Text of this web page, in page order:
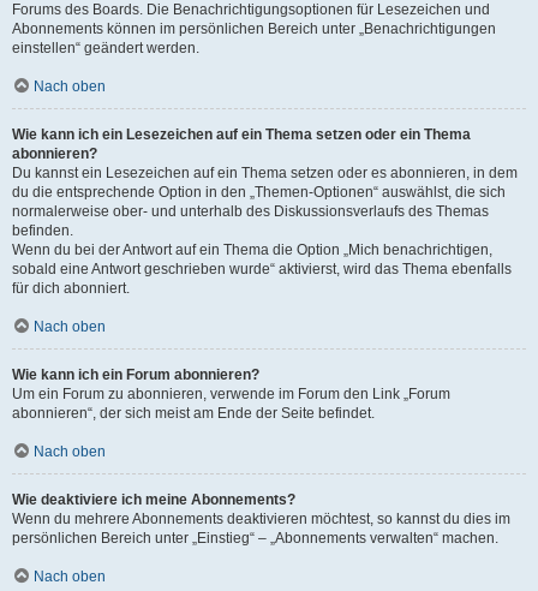
Forums des Boards. Die Benachrichtigungsoptionen für Lesezeichen und
Abonnements können im persönlichen Bereich unter „Benachrichtigungen
einstellen“ geändert werden.
Nach oben
Wie kann ich ein Lesezeichen auf ein Thema setzen oder ein Thema
abonnieren?
Du kannst ein Lesezeichen auf ein Thema setzen oder es abonnieren, in dem
du die entsprechende Option in den „Themen-Optionen“ auswählst, die sich
normalerweise ober- und unterhalb des Diskussionsverlaufs des Themas
befinden.
Wenn du bei der Antwort auf ein Thema die Option „Mich benachrichtigen,
sobald eine Antwort geschrieben wurde“ aktivierst, wird das Thema ebenfalls
für dich abonniert.
Nach oben
Wie kann ich ein Forum abonnieren?
Um ein Forum zu abonnieren, verwende im Forum den Link „Forum
abonnieren“, der sich meist am Ende der Seite befindet.
Nach oben
Wie deaktiviere ich meine Abonnements?
Wenn du mehrere Abonnements deaktivieren möchtest, so kannst du dies im
persönlichen Bereich unter „Einstieg“ – „Abonnements verwalten“ machen.
Nach oben